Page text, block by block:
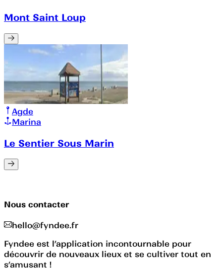
Mont Saint Loup
Agde
Marina
Le Sentier Sous Marin
Nous contacter
hello@fyndee.fr
Fyndee est l’application incontournable pour
découvrir de nouveaux lieux et se cultiver tout en
s’amusant !